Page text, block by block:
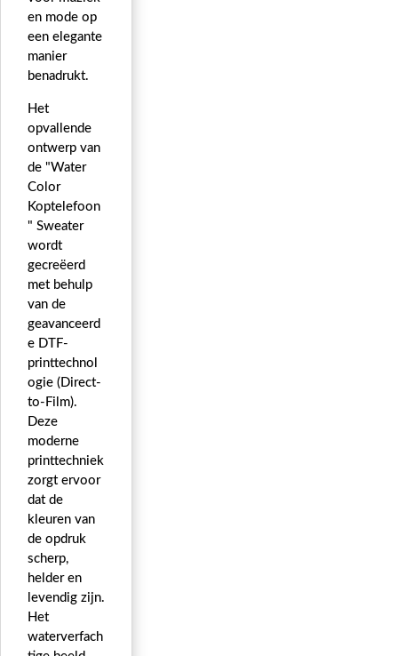
en mode op
een elegante
manier
benadrukt.
Het
opvallende
ontwerp van
de "Water
Color
Koptelefoon
" Sweater
wordt
gecreëerd
met behulp
van de
geavanceerd
e DTF-
printtechnol
ogie (Direct-
to-Film).
Deze
moderne
printtechniek
zorgt ervoor
dat de
kleuren van
de opdruk
scherp,
helder en
levendig zijn.
Het
waterverfach